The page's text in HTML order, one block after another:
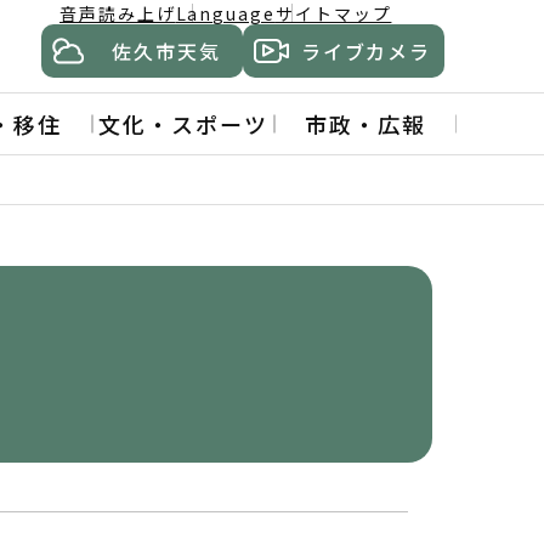
音声読み上げLanguage サイトマップ
佐久市天気 ライブカメラ
移住 文化・スポーツ 市政・広報